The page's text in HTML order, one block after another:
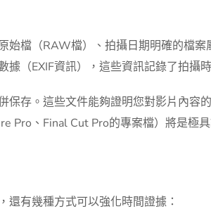
檔（RAW檔）、拍攝日期明確的檔
（EXIF資訊），這些資訊記錄了拍攝
存。這些文件能夠證明您對影片內容
Pro、Final Cut Pro的專案檔）將是極
有幾種方式可以強化時間證據：